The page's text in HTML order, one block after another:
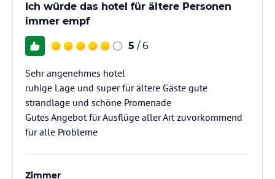
Ich würde das hotel für ältere Personen
immer empf
5 / 6
Sehr angenehmes hotel
ruhige Lage und super für ältere Gäste gute
strandlage und schöne Promenade
Gutes Angebot für Ausflüge aller Art zuvorkommend
für alle Probleme
Zimmer